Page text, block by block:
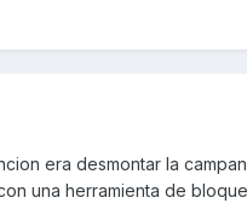
era desmontar la
una herramienta de